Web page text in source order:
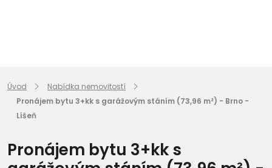
Úvod
Nabídka nemovitostí
Pronájem bytu 3+kk s garážovým stáním (73,96 m²) - Brno -
Líšeň
Pronájem bytu 3+kk s